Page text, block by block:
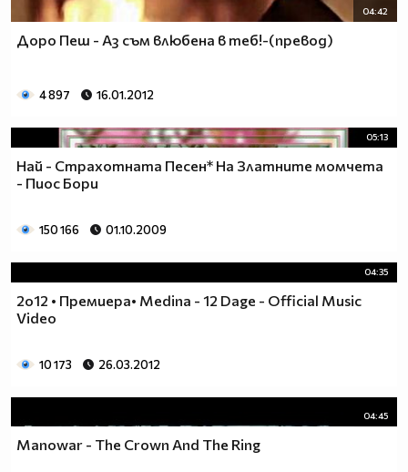
04:42
Доро Пеш - Аз съм влюбена в теб!-(превод)
4 897 16.01.2012
05:13
Най - Страхотната Песен* На Златните момчета
- Пиос Бори
150 166 01.10.2009
04:35
2o12 • Премиера• Medina - 12 Dage - Official Music
Video
10 173 26.03.2012
04:45
Manowar - The Crown And The Ring